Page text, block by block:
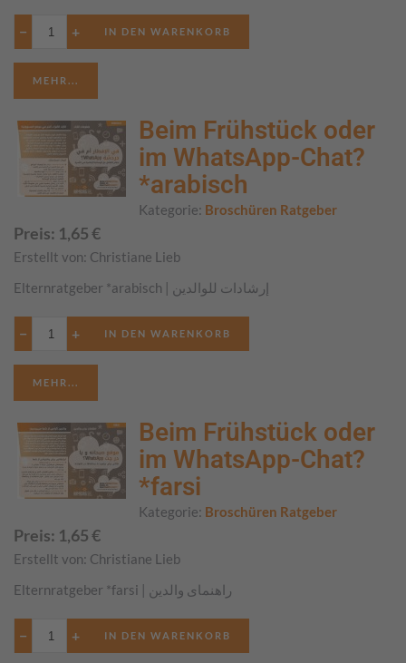
− +
MEHR...
Beim Frühstück oder
im WhatsApp-Chat?
*arabisch
Kategorie: Broschüren Ratgeber
Preis: 1,65€
Erstellt von: Christiane Lieb
Elternratgeber *arabisch | إرشادات للوالدين
− +
MEHR...
Beim Frühstück oder
im WhatsApp-Chat?
*farsi
Kategorie: Broschüren Ratgeber
Preis: 1,65€
Erstellt von: Christiane Lieb
Elternratgeber *farsi | راهنمای والدین
− +